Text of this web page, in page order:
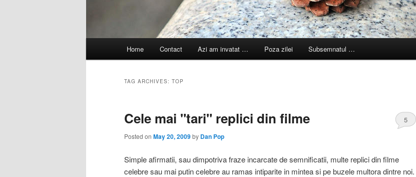
Home Contact Azi am invatat … Poza zilei Subsemnatul …
TAG ARCHIVES: TOP
Cele mai "tari" replici din filme
Posted on May 20, 2009by Dan Pop
5
Simple afirmatii, sau dimpotriva fraze incarcate de semnificatii, multe replici din filme
celebre sau mai putin celebre au ramas intiparite in mintea si pe buzele multora dintre noi.